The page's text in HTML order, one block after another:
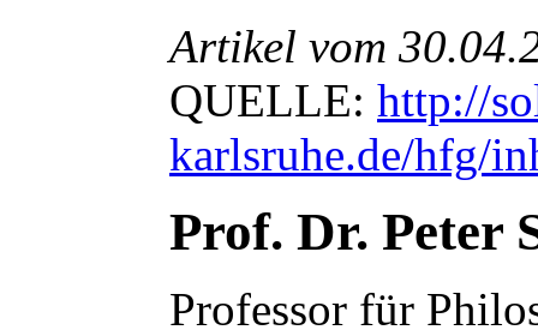
Artikel vom
QUELLE: http://
karlsruhe.de/hfg/
Prof. Dr. Peter
Professor für